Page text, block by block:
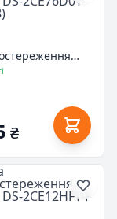
2CE76D0T-
₴